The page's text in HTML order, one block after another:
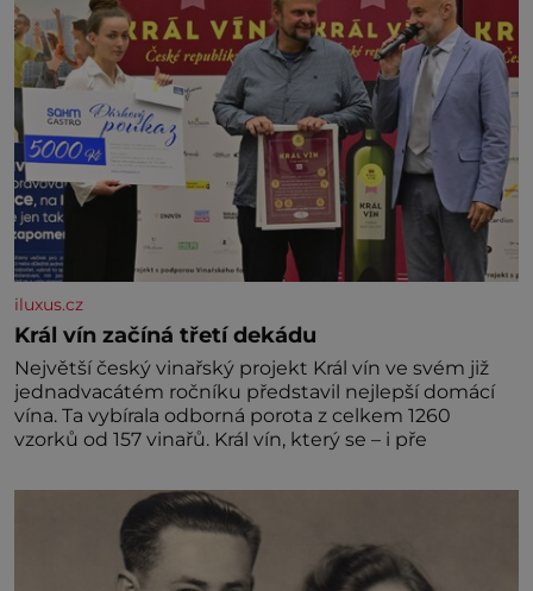
iluxus.cz
Král vín začíná třetí dekádu
Největší český vinařský projekt Král vín ve svém již
jednadvacátém ročníku představil nejlepší domácí
vína. Ta vybírala odborná porota z celkem 1260
vzorků od 157 vinařů. Král vín, který se – i pře